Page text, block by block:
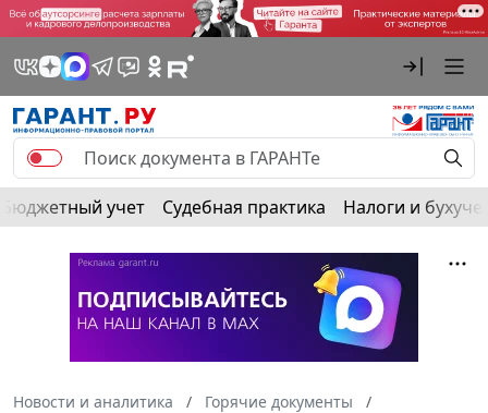
Бюджетный учет Судебная практика Налоги и
Новости и аналитика
Горячие документы